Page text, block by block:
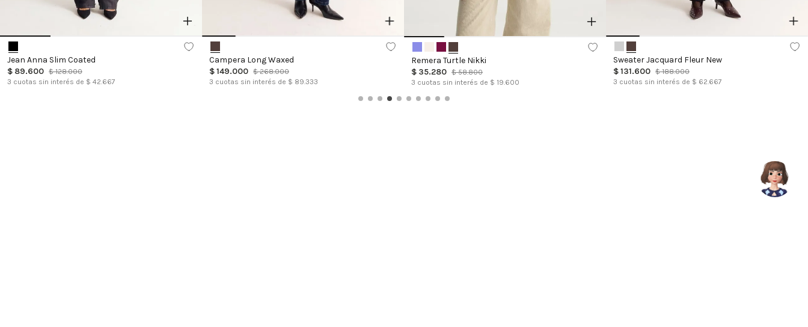
Jean Anna Slim Coated
$ 89.600 $ 128.000
3 cuotas sin interés de $ 42.667
Campera Long Waxed
$149.000 $ 268.000
3 cuotas sin interés de $ 89.333
Remera Turtle Nikki
$ 35.280 $ 58.800
3 cuotas sin interés de $ 19.600
Sweater Jacquard Fleur New
$131.600 $ 188.000
3 cuotas sin interés de $ 62.667